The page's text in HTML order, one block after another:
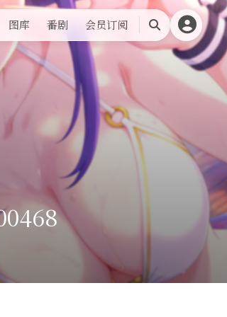
图库 番剧 会员订阅
搜
索